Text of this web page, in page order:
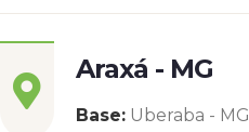
Araxá - MG
Base: Uberaba - MG